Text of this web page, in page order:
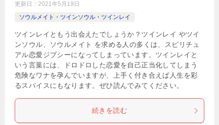
更新日： 2021年5月19日
ソウルメイト・ツインソウル・ツインレイ
ツインレイともう出会えたでしょうか？ツインレイ やツイ
ンソウル、ソウルメイト を求める人の多くは、スピリチュ
アル恋愛ジプシーになってしまっています。ツインレイと
いう言葉には、ドロドロした恋愛を自己正当化してしまう
危険なワナを孕んでいますが、上手く付き合えば人生を彩
るスパイスにもなります。ぜひ読んでみてください。
続きを読む